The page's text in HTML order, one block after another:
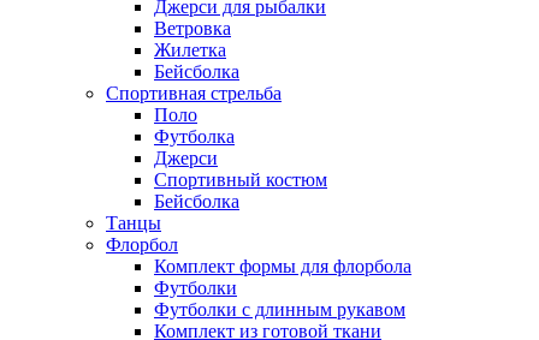
Джерси для рыбалки
Ветровка
Жилетка
Бейсболка
Спортивная стрельба
Поло
Футболка
Джерси
Спортивный костюм
Бейсболка
Танцы
Флорбол
Комплект формы для флорбола
Футболки
Футболки с длинным рукавом
Комплект из готовой ткани